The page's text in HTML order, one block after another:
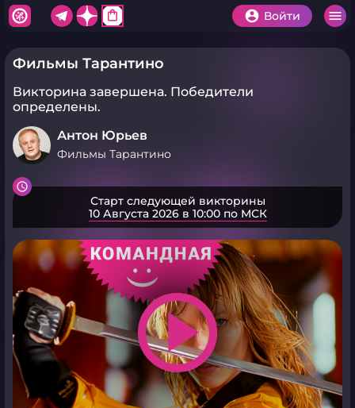
shopping_bag Войти
Фильмы Тарантино
Викторина завершена. Победители
определены.
Антон Юрьев
Фильмы Тарантино
Старт следующей викторины
10 Августа 2026 в 10:00 по МСК
play_arrow